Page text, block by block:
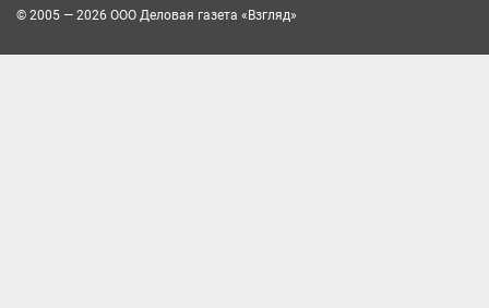
© 2005 — 2026 ООО Деловая газета «Взгляд»